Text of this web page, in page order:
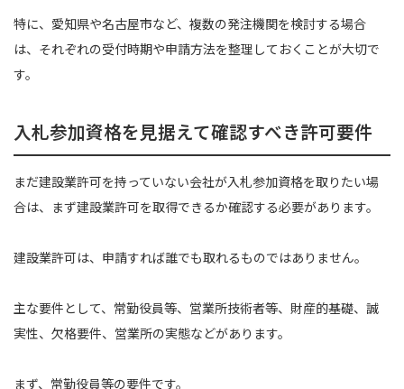
特に、愛知県や名古屋市など、複数の発注機関を検討する場合
は、それぞれの受付時期や申請方法を整理しておくことが大切で
す。
入札参加資格を見据えて確認すべき許可要件
まだ建設業許可を持っていない会社が入札参加資格を取りたい場
合は、まず建設業許可を取得できるか確認する必要があります。
建設業許可は、申請すれば誰でも取れるものではありません。
主な要件として、常勤役員等、営業所技術者等、財産的基礎、誠
実性、欠格要件、営業所の実態などがあります。
まず、常勤役員等の要件です。